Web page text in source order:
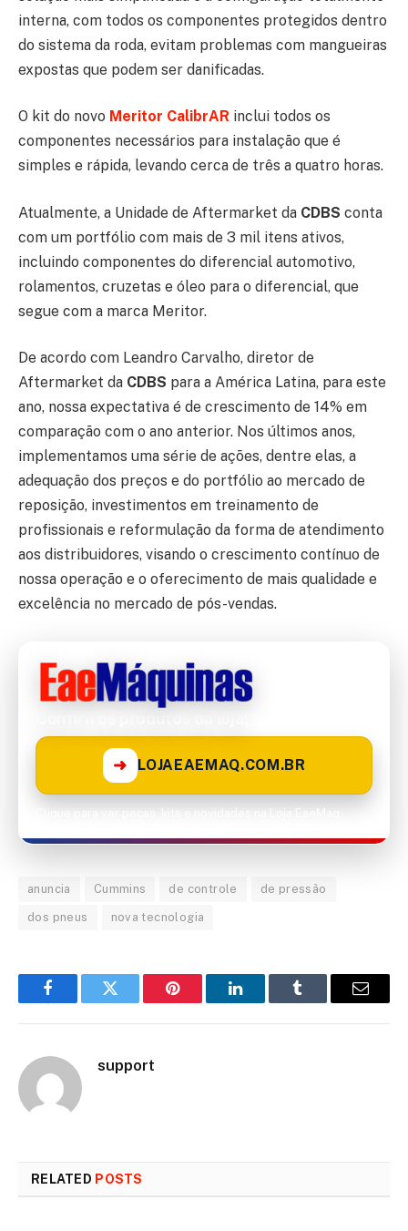
interna, com todos os componentes protegidos dentro
do sistema da roda, evitam problemas com mangueiras
expostas que podem ser danificadas.
O kit do novo Meritor CalibrAR inclui todos os
componentes necessários para instalação que é
simples e rápida, levando cerca de três a quatro horas.
Atualmente, a Unidade de Aftermarket da CDBS conta
com um portfólio com mais de 3 mil itens ativos,
incluindo componentes do diferencial automotivo,
rolamentos, cruzetas e óleo para o diferencial, que
segue com a marca Meritor.
De acordo com Leandro Carvalho, diretor de
Aftermarket da CDBS para a América Latina, para este
ano, nossa expectativa é de crescimento de 14% em
comparação com o ano anterior. Nos últimos anos,
implementamos uma série de ações, dentre elas, a
adequação dos preços e do portfólio ao mercado de
reposição, investimentos em treinamento de
profissionais e reformulação da forma de atendimento
aos distribuidores, visando o crescimento contínuo de
nossa operação e o oferecimento de mais qualidade e
excelência no mercado de pós-vendas.
➜ LOJAEAEMAQ.COM.BR
anuncia Cummins de controle de pressão
dos pneus nova tecnologia
FacebookTwitter Pinterest LinkedInTumblr Email
support
RELATED POSTS